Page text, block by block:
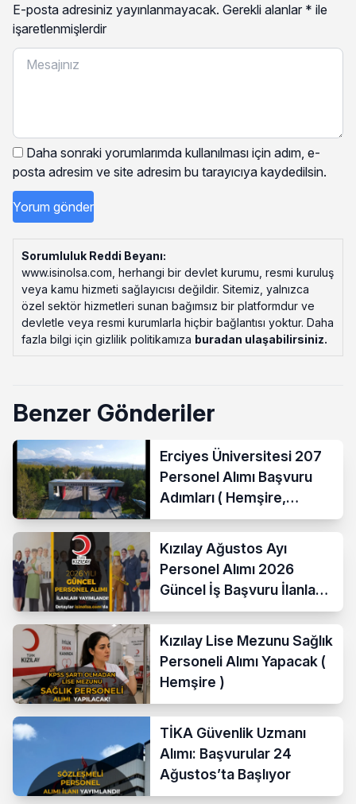
E-posta adresiniz yayınlanmayacak. Gerekli alanlar * ile
işaretlenmişlerdir
Daha sonraki yorumlarımda kullanılması için adım, e-
posta adresim ve site adresim bu tarayıcıya kaydedilsin.
Sorumluluk Reddi Beyanı:
www.isinolsa.com, herhangi bir devlet kurumu, resmi kuruluş
veya kamu hizmeti sağlayıcısı değildir. Sitemiz, yalnızca
özel sektör hizmetleri sunan bağımsız bir platformdur ve
devletle veya resmi kurumlarla hiçbir bağlantısı yoktur. Daha
fazla bilgi için gizlilik politikamıza buradan ulaşabilirsiniz.
Benzer Gönderiler
Erciyes Üniversitesi 207
Personel Alımı Başvuru
Adımları ( Hemşire,
Temizlik Personeli )
Kızılay Ağustos Ayı
Personel Alımı 2026
Güncel İş Başvuru İlanları
Yayımladı!
Kızılay Lise Mezunu Sağlık
Personeli Alımı Yapacak (
Hemşire )
TİKA Güvenlik Uzmanı
Alımı: Başvurular 24
Ağustos’ta Başlıyor